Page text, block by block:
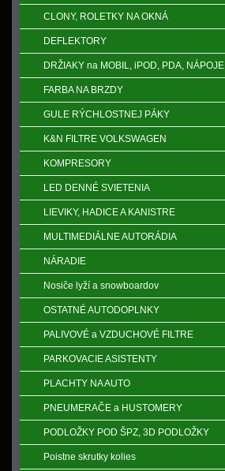
CLONY, ROLETKY NA OKNÁ
DEFLEKTORY
DRŽIAKY na MOBIL, iPOD, PDA, NÁPOJE
FARBA NA BRZDY
GULE RÝCHLOSTNEJ PÁKY
K&N FILTRE VOLKSWAGEN
KOMPRESORY
LED DENNÉ SVIETENIA
LIEVIKY, HADICE A KANISTRE
MULTIMEDIÁLNE AUTORÁDIA
NÁRADIE
Nosiče lyží a snowboardov
OSTATNÉ AUTODOPLNKY
PALIVOVÉ a VZDUCHOVÉ FILTRE
PARKOVACIE ASISTENTY
PLACHTY NA AUTO
PNEUMERAČE a HUSTOMERY
PODLOŽKY POD ŠPZ, 3D PODLOŽKY
Poistne skrutky kolies